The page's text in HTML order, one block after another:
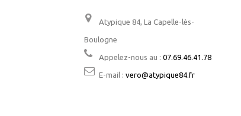
Atypique 84, La Capelle-lès-
Boulogne
Appelez-nous au : 07.69.46.41.78
E-mail : vero@atypique84.fr